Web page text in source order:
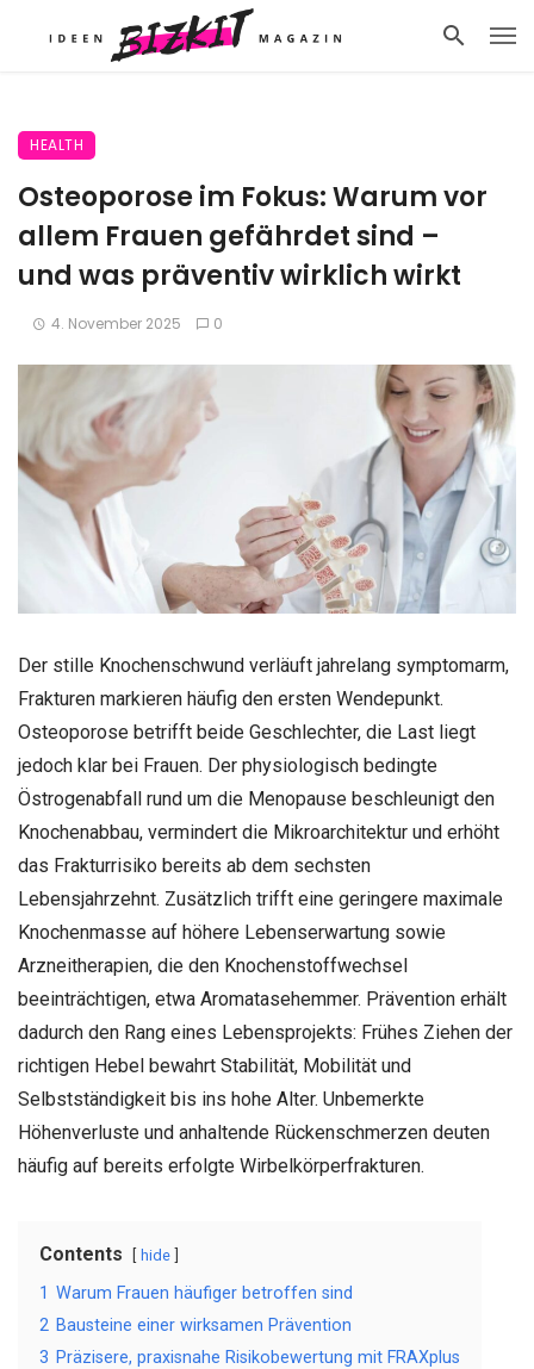
HEALTH
Osteoporose im Fokus: Warum vor
allem Frauen gefährdet sind –
und was präventiv wirklich wirkt
4. November 2025 0
Der stille Knochenschwund verläuft jahrelang symptomarm,
Frakturen markieren häufig den ersten Wendepunkt.
Osteoporose betrifft beide Geschlechter, die Last liegt
jedoch klar bei Frauen. Der physiologisch bedingte
Östrogenabfall rund um die Menopause beschleunigt den
Knochenabbau, vermindert die Mikroarchitektur und erhöht
das Frakturrisiko bereits ab dem sechsten
Lebensjahrzehnt. Zusätzlich trifft eine geringere maximale
Knochenmasse auf höhere Lebenserwartung sowie
Arzneitherapien, die den Knochenstoffwechsel
beeinträchtigen, etwa Aromatasehemmer. Prävention erhält
dadurch den Rang eines Lebensprojekts: Frühes Ziehen der
richtigen Hebel bewahrt Stabilität, Mobilität und
Selbstständigkeit bis ins hohe Alter. Unbemerkte
Höhenverluste und anhaltende Rückenschmerzen deuten
häufig auf bereits erfolgte Wirbelkörperfrakturen.
Contents hide
1 Warum Frauen häufiger betroffen sind
2 Bausteine einer wirksamen Prävention
3 Präzisere, praxisnahe Risikobewertung mit FRAXplus